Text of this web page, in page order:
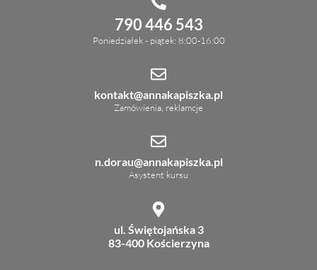
790 446 543
Poniedziałek - piątek: 8:00-16:00
kontakt@annakapiszka.pl
Zamówienia, reklamcje
n.dorau@annakapiszka.pl
Asystent kursu
ul. Świętojańska 3
83-400 Kościerzyna